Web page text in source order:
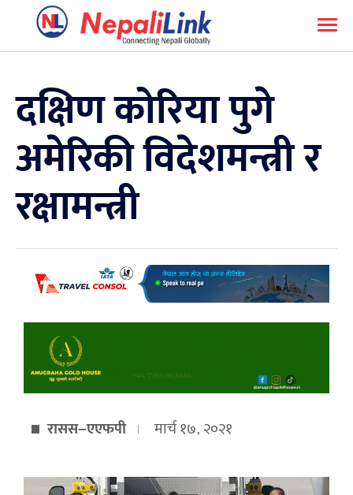
दक्षिण कोरिया पुगे
अमेरिकी विदेशमन्त्री र
रक्षामन्त्री
रासस–एएफपी मार्च १७, २०२१